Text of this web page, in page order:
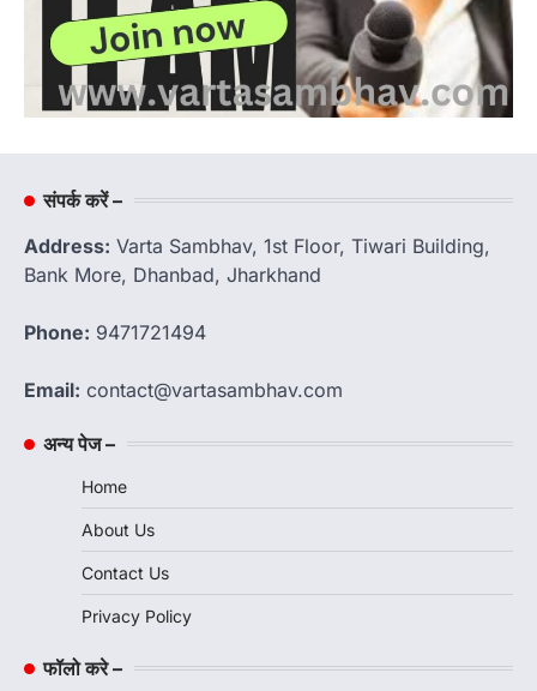
संपर्क करें –
Address: Varta Sambhav, 1st Floor, Tiwari Building,
Bank More, Dhanbad, Jharkhand
Phone: 9471721494
Email: contact@vartasambhav.com
अन्य पेज –
Home
About Us
Contact Us
Privacy Policy
फॉलो करे –